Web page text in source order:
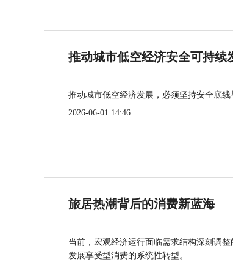
推动城市低空经济安全可持续
推动城市低空经济发展，必须坚持安全底
2026-06-01 14:46
旅居热潮背后的消费新蓝海
当前，宏观经济运行面临需求结构深刻调
发展享受型消费的系统性转型。